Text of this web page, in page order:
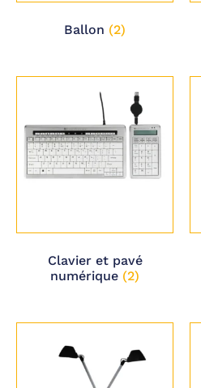
Ballon (2)
Clavier et pavé
numérique (2)